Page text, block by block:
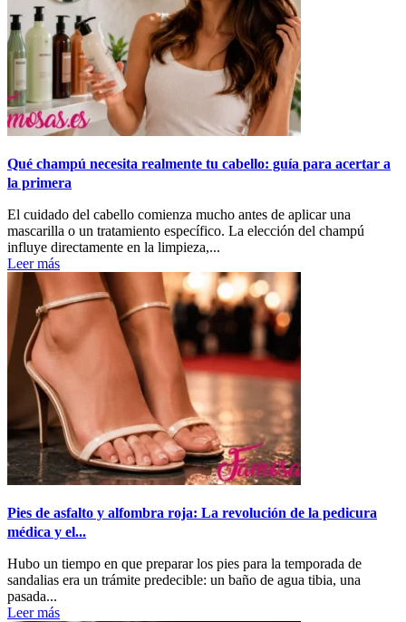
Qué champú necesita realmente tu cabello: guía para acertar a
la primera
El cuidado del cabello comienza mucho antes de aplicar una
mascarilla o un tratamiento específico. La elección del champú
influye directamente en la limpieza,...
Leer más
Pies de asfalto y alfombra roja: La revolución de la pedicura
médica y el...
Hubo un tiempo en que preparar los pies para la temporada de
sandalias era un trámite predecible: un baño de agua tibia, una
pasada...
Leer más